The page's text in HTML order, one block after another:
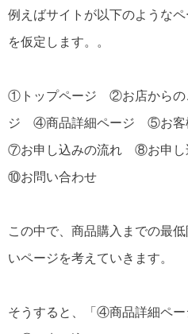
例えばサイトが以下のような
を仮定します。。
①トップページ ②お店から
ジ ④商品詳細ページ ⑤お
⑦お申し込みの流れ ⑧お申
⑩お問い合わせ
この中で、商品購入までの最
いページを考えていきます。
そうすると、「④商品詳細ペ